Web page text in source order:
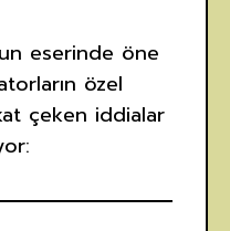
eserinde öne
özel
çeken iddialar